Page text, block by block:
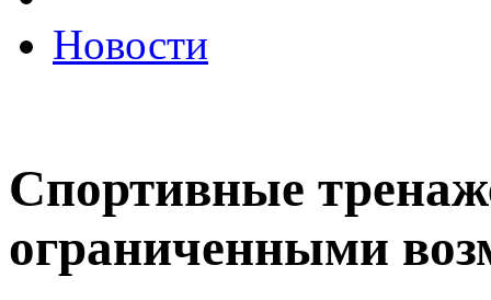
Новости
Спортивные
ограниченными